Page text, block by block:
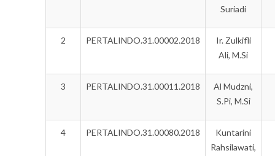
Suriadi
2 PERTALINDO.31.00002.2018
Ir. Zulkifli
Ali, M.Si
3 PERTALINDO.31.00011.2018
Al Mudzni,
S.Pi, M.Si
4 PERTALINDO.31.00080.2018
Kuntarini
Rahsilawati,